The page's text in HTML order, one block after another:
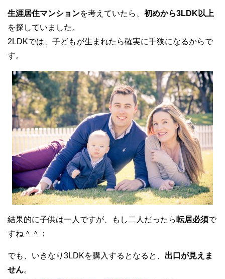
生涯居住マンションを考えていたら、 初めから3LDK以上
を探していました。
2LDKでは、子どもが生まれたら確実に手狭になるからで
す。
結果的に子供は一人ですが、もし二人だったら転居必須で
すね＾＾；
でも、いきなり3LDKを購入するとなると、 出口が見えま
せん。